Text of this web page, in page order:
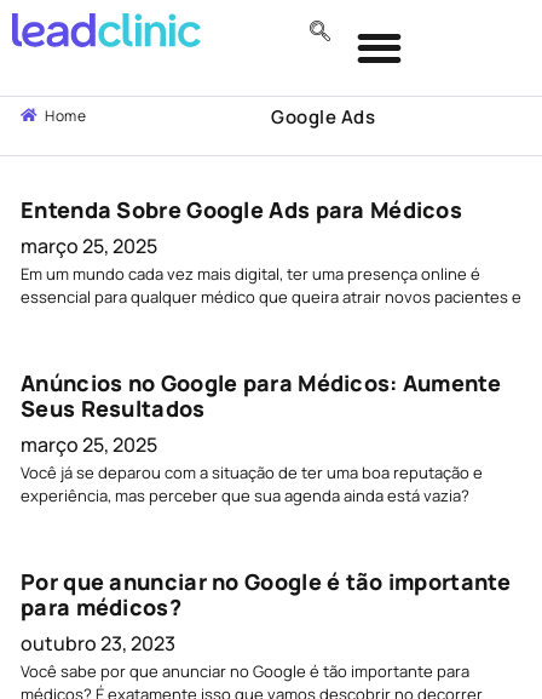
Home Google Ads
Entenda Sobre Google Ads para Médicos
março 25, 2025
Em um mundo cada vez mais digital, ter uma presença online é
essencial para qualquer médico que queira atrair novos pacientes e
Anúncios no Google para Médicos: Aumente
Seus Resultados
março 25, 2025
Você já se deparou com a situação de ter uma boa reputação e
experiência, mas perceber que sua agenda ainda está vazia?
Por que anunciar no Google é tão importante
para médicos?
outubro 23, 2023
Você sabe por que anunciar no Google é tão importante para
médicos? É exatamente isso que vamos descobrir no decorrer